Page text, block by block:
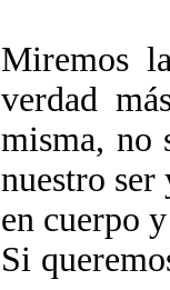
Miremos
verdad
misma, no
nuestro ser
en cuerpo
Si